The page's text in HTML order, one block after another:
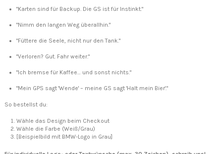
"Karten sind für Backup. Die GS ist für Instinkt."
"Nimm den langen Weg überallhin."
"Füttere die Seele, nicht nur den Tank."
"Verloren? Gut. Fahr weiter."
"Ich bremse für Kaffee… und sonst nichts."
"Mein GPS sagt 'Wende' – meine GS sagt 'Halt mein Bier'."
So bestellst du:
Wähle das Design beim Checkout
Wähle die Farbe (Weiß/Grau)
[Beispielbild mit BMW-Logo in Grau]